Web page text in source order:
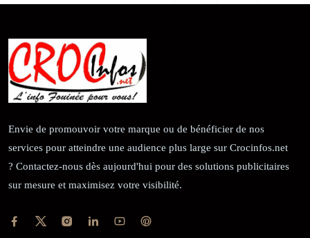
Envie de promouvoir votre marque ou de bénéficier de nos
services pour atteindre une audience plus large sur Crocinfos.net
? Contactez-nous dès aujourd'hui pour des solutions publicitaires
sur mesure et maximisez votre visibilité.